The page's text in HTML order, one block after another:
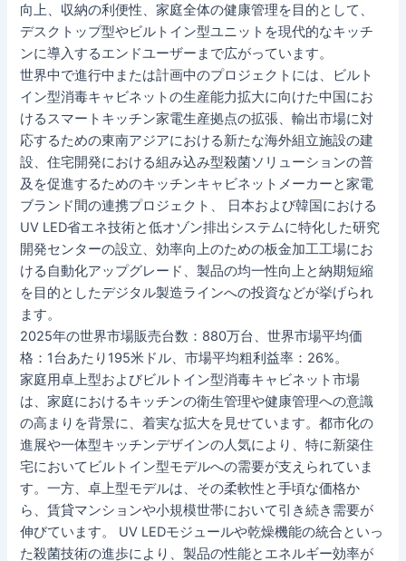
向上、収納の利便性、家庭全体の健康管理を目的として、
デスクトップ型やビルトイン型ユニットを現代的なキッチ
ンに導入するエンドユーザーまで広がっています。
世界中で進行中または計画中のプロジェクトには、ビルト
イン型消毒キャビネットの生産能力拡大に向けた中国にお
けるスマートキッチン家電生産拠点の拡張、輸出市場に対
応するための東南アジアにおける新たな海外組立施設の建
設、住宅開発における組み込み型殺菌ソリューションの普
及を促進するためのキッチンキャビネットメーカーと家電
ブランド間の連携プロジェクト、 日本および韓国における
UV LED省エネ技術と低オゾン排出システムに特化した研究
開発センターの設立、効率向上のための板金加工工場にお
ける自動化アップグレード、製品の均一性向上と納期短縮
を目的としたデジタル製造ラインへの投資などが挙げられ
ます。
2025年の世界市場販売台数：880万台、世界市場平均価
格：1台あたり195米ドル、市場平均粗利益率：26%。
家庭用卓上型およびビルトイン型消毒キャビネット市場
は、家庭におけるキッチンの衛生管理や健康管理への意識
の高まりを背景に、着実な拡大を見せています。都市化の
進展や一体型キッチンデザインの人気により、特に新築住
宅においてビルトイン型モデルへの需要が支えられていま
す。一方、卓上型モデルは、その柔軟性と手頃な価格か
ら、賃貸マンションや小規模世帯において引き続き需要が
伸びています。 UV LEDモジュールや乾燥機能の統合といっ
た殺菌技術の進歩により、製品の性能とエネルギー効率が